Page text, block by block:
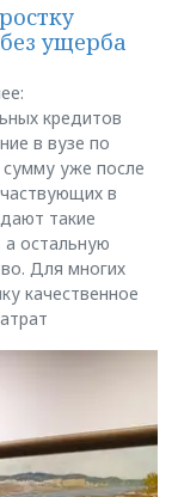
ущерба
кредитов
в вузе по
уже после
в
такие
остальную
Для многих
качественное